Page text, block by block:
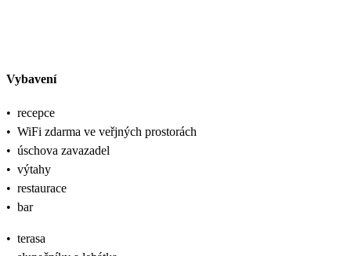
Vybavení
• recepce
• WiFi zdarma ve veřjných prostorách
• úschova zavazadel
• výtahy
• restaurace
• bar
• terasa